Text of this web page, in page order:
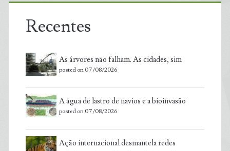
Recentes
As árvores não falham. As cidades, sim
posted on 07/08/2026
A água de lastro de navios e a bioinvasão
posted on 07/08/2026
Ação internacional desmantela redes